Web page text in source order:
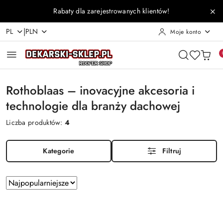
Przejdź do treści głównej
Przejdź do wyszukiwarki
Przejdź do moje konto
Przejdź do menu głównego
Przejdź do stopkiRabaty dla zarejestrowanych klientów!
PL |PLN Moje konto
Rothoblaas – inovacyjne akcesoria i
technologie dla branży dachowej
Liczba produktów:4
Kategorie Filtruj
Zastosowano
sortowanie:
Sortuj
według